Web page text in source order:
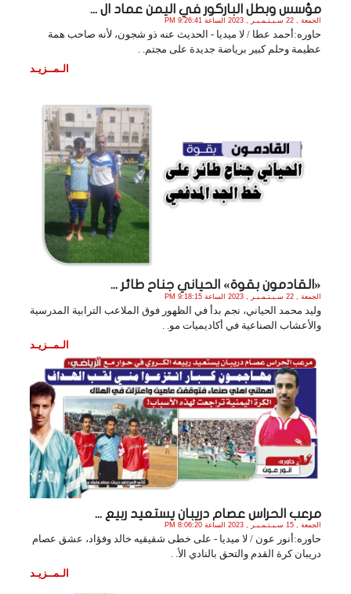
مؤسس وبطل الباركور في اليمن عماد ال ...
الجمعة , 22 سـبـتـمـبـر , 2023 الساعة 9:26:41 PM
حاوره:أحمد عطا / لا ميديا - الحديث عنه ذو شجون، لأنه صاحب همة
عظيمة وحلم كبير برياضة جديدة على مجتم. .
الـمــزيـد
«القادمون بقوة» الحياني جناح طائر ...
الجمعة , 22 سـبـتـمـبـر , 2023 الساعة 9:18:15 PM
وليد محمد الحياني، نجم بدأ في الظهور فوق الملاعب الترابية المدرسية
والأعشاب الصناعية في أكاديميات مو. .
الـمــزيـد
مرعب الحراس عصام دريبان يستعيد ربيع ...
الجمعة , 15 سـبـتـمـبـر , 2023 الساعة 8:06:20 PM
حاوره:أنور عون / لا ميديا - على خطى شقيقيه خالد وفؤاد، عشق عصام
دريبان كرة القدم والتحق بالنادي الأ. .
الـمــزيـد